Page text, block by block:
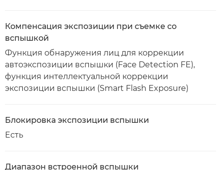
Компенсация экспозиции при съемке со
вспышкой
Функция обнаружения лиц для коррекции
автоэкспозиции вспышки (Face Detection FE),
функция интеллектуальной коррекции
экспозиции вспышки (Smart Flash Exposure)
Блокировка экспозиции вспышки
Есть
Диапазон встроенной вспышки